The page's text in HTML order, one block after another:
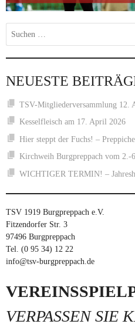
NEUESTE
TSV-Mitgliederversammlung 12.
Kesselfleisch am 17. April 2026
Hier steppt der Fuchs! –
Kirchweih Burgpreppach vom 2.-
WICHTIGER TERMIN! –
TSV 1919 Burgpreppach e.V.
Fitzendorfer Str. 3
97496 Burgpreppach
Tel. (0 95 34) 12 22
info@tsv-burgpreppach.de
VERPASSEN SIE